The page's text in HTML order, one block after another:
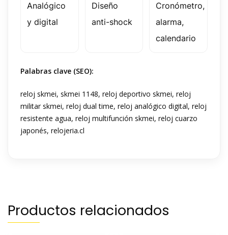
Analógico
y digital
Diseño
anti-shock
Cronómetro,
alarma,
calendario
Palabras clave (SEO):
reloj skmei, skmei 1148, reloj deportivo skmei, reloj
militar skmei, reloj dual time, reloj analógico digital, reloj
resistente agua, reloj multifunción skmei, reloj cuarzo
japonés, relojeria.cl
Productos relacionados